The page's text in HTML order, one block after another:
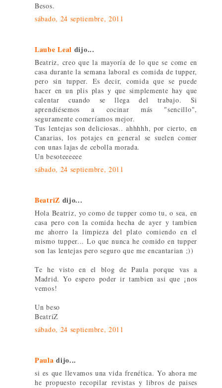
Besos.
sábado, 24 septiembre, 2011
Laube Leal dijo...
Beatriz, creo que la mayoría de lo que se come en
casa durante la semana laboral es comida de tupper,
pero sin tupper. Es decir, comida que se puede
hacer en un plis plas y que simplemente hay que
calentar cuando se llega del trabajo. Si
aprendiésemos a cocinar más "sencillo",
seguramente comeríamos mejor.
Tus lentejas son deliciosas.. ahhhhh, por cierto, en
Canarias, los potajes en general se suelen comer
con unas lajas de cebolla morada.
Un besoteeeeee
sábado, 24 septiembre, 2011
BeatriZ dijo...
Hola Beatriz, yo como de tupper como tu, o sea, en
casa pero con la comida hecha de ayer y tambien
me ahorro la limpieza del plato comiendo en el
mismo tupper... Lo que nunca he comido en tupper
son las lentejas pero seguro que me encantarian ;))
Te he visto en el blog de Paula porque vas a
Madrid. Yo espero poder ir tambien asi que ¡nos
vemos!
Un beso
BeatriZ
sábado, 24 septiembre, 2011
Paula dijo...
si es que llevamos una vida frenética. Yo ahora me
he propuesto recopilar revistas y libros de paises